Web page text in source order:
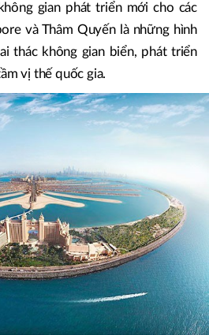
gian phát triển mới cho các
và Thâm Quyến là những hình
thác không gian biển, phát triển
vị thế quốc gia.